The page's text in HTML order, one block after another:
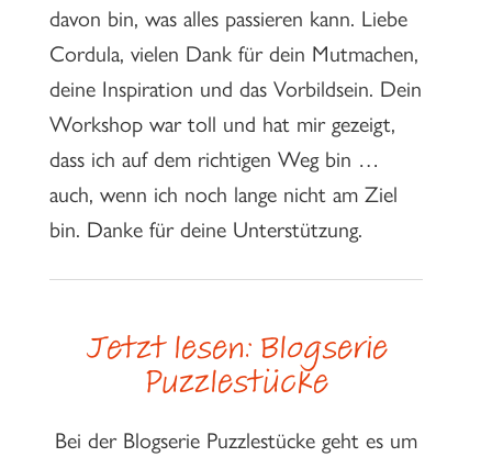
davon bin, was alles passieren kann. Liebe
Cordula, vielen Dank für dein Mutmachen,
deine Inspiration und das Vorbildsein. Dein
Workshop war toll und hat mir gezeigt,
dass ich auf dem richtigen Weg bin …
auch, wenn ich noch lange nicht am Ziel
bin. Danke für deine Unterstützung.
Jetzt lesen: Blogserie
Puzzlestücke
Bei der Blogserie Puzzlestücke geht es um